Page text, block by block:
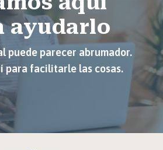
ayudarlo
puede parecer abrumador.
para facilitarle las cosas.